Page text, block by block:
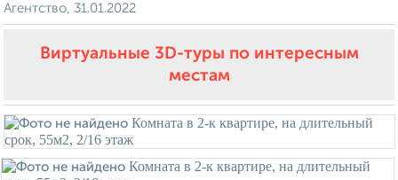
Агентство, 31.01.2022
Виртуальные 3D-туры по интересным
местам